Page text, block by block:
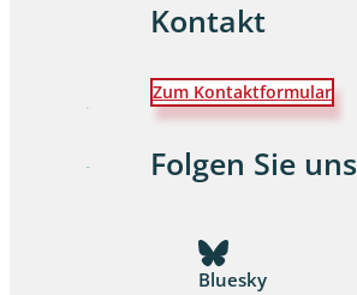
Kontakt
Zum Kontaktformular
Folgen Sie uns
Bluesky